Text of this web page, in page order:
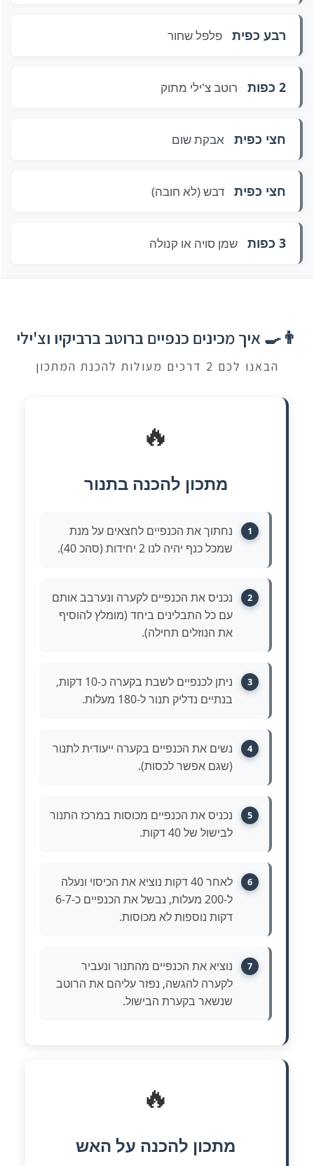
רבע כפית פלפל שחור
2 כפות רוטב צ'ילי מתוק
חצי כפית אבקת שום
חצי כפית דבש (לא חובה)
3 כפות שמן סויה או קנולה
👨‍🍳 איך מכינים כנפיים ברוטב ברביקיו וצ'ילי
הבאנו לכם 2 דרכים מעולות להכנת המתכון
🔥
מתכון להכנה בתנור
1
נחתוך את הכנפיים לחצאים על מנת
שמכל כנף יהיה לנו 2 יחידות (סהכ 40).
2
נכניס את הכנפיים לקערה ונערבב אותם
עם כל התבלינים ביחד (מומלץ להוסיף
את הנוזלים תחילה).
3
ניתן לכנפיים לשבת בקערה כ-10 דקות,
בנתיים נדליק תנור ל-180 מעלות.
4
נשים את הכנפיים בקערה ייעודית לתנור
(שגם אפשר לכסות).
5
נכניס את הכנפיים מכוסות במרכז התנור
לבישול של 40 דקות.
6
לאחר 40 דקות נוציא את הכיסוי ונעלה
ל-200 מעלות, נבשל את הכנפיים כ-6-7
דקות נוספות לא מכוסות.
7
נוציא את הכנפיים מהתנור ונעביר
לקערה להגשה, נפזר עליהם את הרוטב
שנשאר בקערת הבישול.
🔥
מתכון להכנה על האש